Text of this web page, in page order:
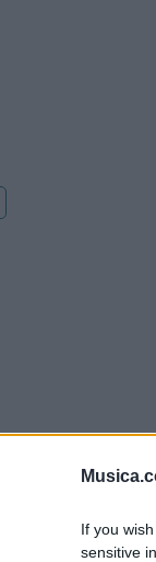
If you
sensitive